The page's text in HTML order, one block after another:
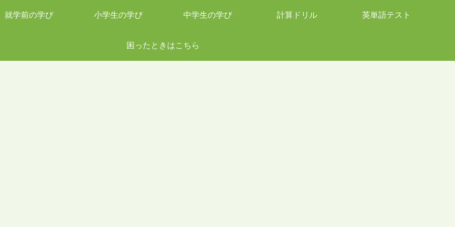
就学前の学び 小学生の学び 中学生の学び 計算ドリル 英単語テスト
困ったときはこちら